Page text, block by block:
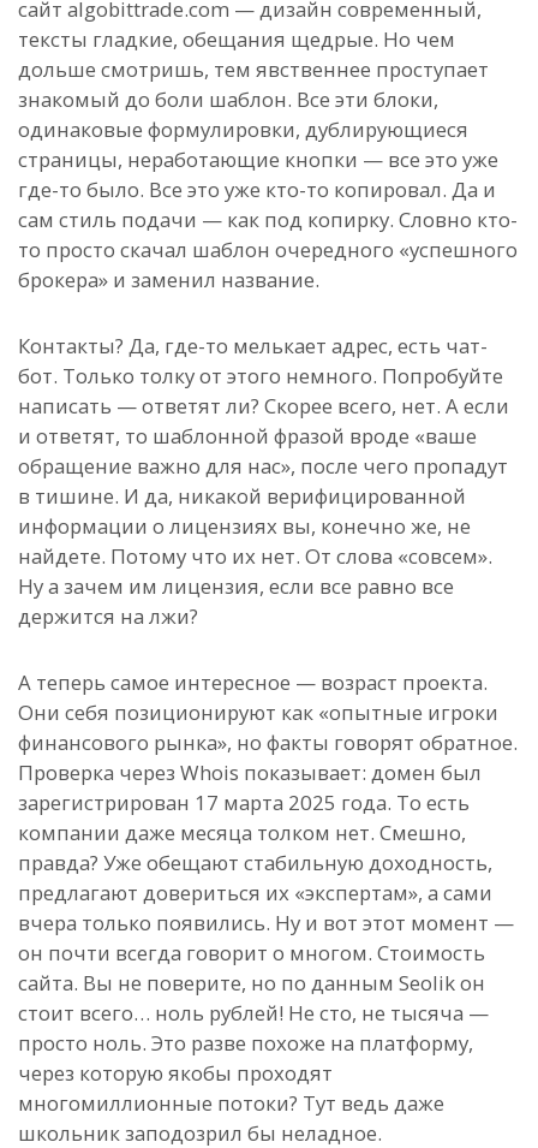
сайт algobittrade.com — дизайн современный,
тексты гладкие, обещания щедрые. Но чем
дольше смотришь, тем явственнее проступает
знакомый до боли шаблон. Все эти блоки,
одинаковые формулировки, дублирующиеся
страницы, неработающие кнопки — все это уже
где-то было. Все это уже кто-то копировал. Да и
сам стиль подачи — как под копирку. Словно кто-
то просто скачал шаблон очередного «успешного
брокера» и заменил название.
Контакты? Да, где-то мелькает адрес, есть чат-
бот. Только толку от этого немного. Попробуйте
написать — ответят ли? Скорее всего, нет. А если
и ответят, то шаблонной фразой вроде «ваше
обращение важно для нас», после чего пропадут
в тишине. И да, никакой верифицированной
информации о лицензиях вы, конечно же, не
найдете. Потому что их нет. От слова «совсем».
Ну а зачем им лицензия, если все равно все
держится на лжи?
А теперь самое интересное — возраст проекта.
Они себя позиционируют как «опытные игроки
финансового рынка», но факты говорят обратное.
Проверка через Whois показывает: домен был
зарегистрирован 17 марта 2025 года. То есть
компании даже месяца толком нет. Смешно,
правда? Уже обещают стабильную доходность,
предлагают довериться их «экспертам», а сами
вчера только появились. Ну и вот этот момент —
он почти всегда говорит о многом. Стоимость
сайта. Вы не поверите, но по данным Seolik он
стоит всего… ноль рублей! Не сто, не тысяча —
просто ноль. Это разве похоже на платформу,
через которую якобы проходят
многомиллионные потоки? Тут ведь даже
школьник заподозрил бы неладное.